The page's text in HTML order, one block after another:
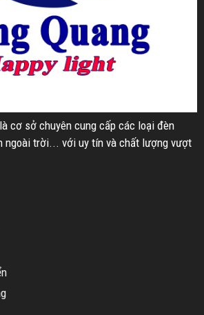
cơ sở chuyên cung cấp các loại đèn
ngoài trời... với uy tín và chất lượng vượt